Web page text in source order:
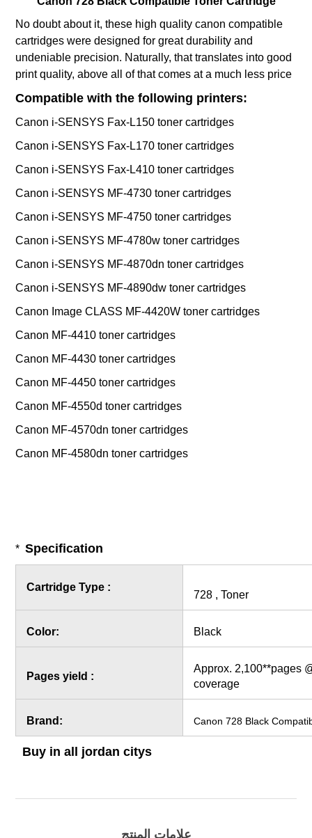
No doubt about it, these high quality canon compatible
cartridges were designed for great durability and
undeniable precision. Naturally, that translates into good
print quality, above all of that comes at a much less price
:Compatible with the following printers
Canon i-SENSYS Fax-L150 toner cartridges
Canon i-SENSYS Fax-L170 toner cartridges
Canon i-SENSYS Fax-L410 toner cartridges
Canon i-SENSYS MF-4730 toner cartridges
Canon i-SENSYS MF-4750 toner cartridges
Canon i-SENSYS MF-4780w toner cartridges
Canon i-SENSYS MF-4870dn toner cartridges
Canon i-SENSYS MF-4890dw toner cartridges
Canon Image CLASS MF-4420W toner cartridges
Canon MF-4410 toner cartridges
Canon MF-4430 toner cartridges
Canon MF-4450 toner cartridges
Canon MF-4550d toner cartridges
Canon MF-4570dn toner cartridges
Canon MF-4580dn toner cartridges
Specification
*
Cartridge Type :
728 , Toner
Color: Black
Pages yield :
Approx. 2,100**pages
coverage
Brand: Canon 728 Black
Buy in all jordan citys
علامات المنتج